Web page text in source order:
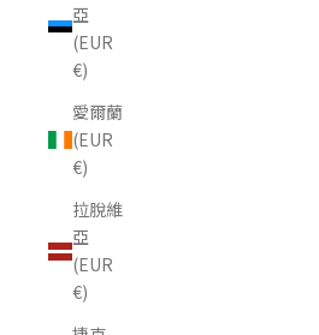
亞
(EUR
€)
愛爾蘭
(EUR
€)
拉脫維
亞
(EUR
€)